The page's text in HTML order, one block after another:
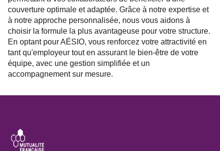
couverture optimale et adaptée. Grâce à notre expertise et
à notre approche personnalisée, nous vous aidons à
choisir la formule la plus avantageuse pour votre structure.
En optant pour AÉSIO, vous renforcez votre attractivité en
tant qu'employeur tout en assurant le bien-être de votre
équipe, avec une gestion simplifiée et un
accompagnement sur mesure.